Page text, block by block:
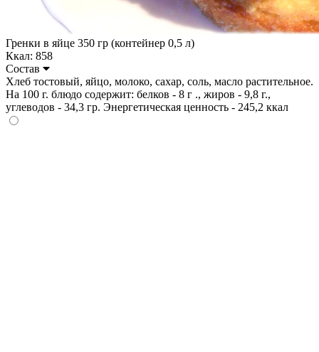
Гренки в яйце 350 гр (контейнер 0,5 л)
Ккал: 858
Состав
Хлеб тостовый, яйцо, молоко, сахар, соль, масло растительное.
На 100 г. блюдо содержит: белков - 8 г ., жиров - 9,8 г.,
углеводов - 34,3 гр. Энергетическая ценность - 245,2 ккал